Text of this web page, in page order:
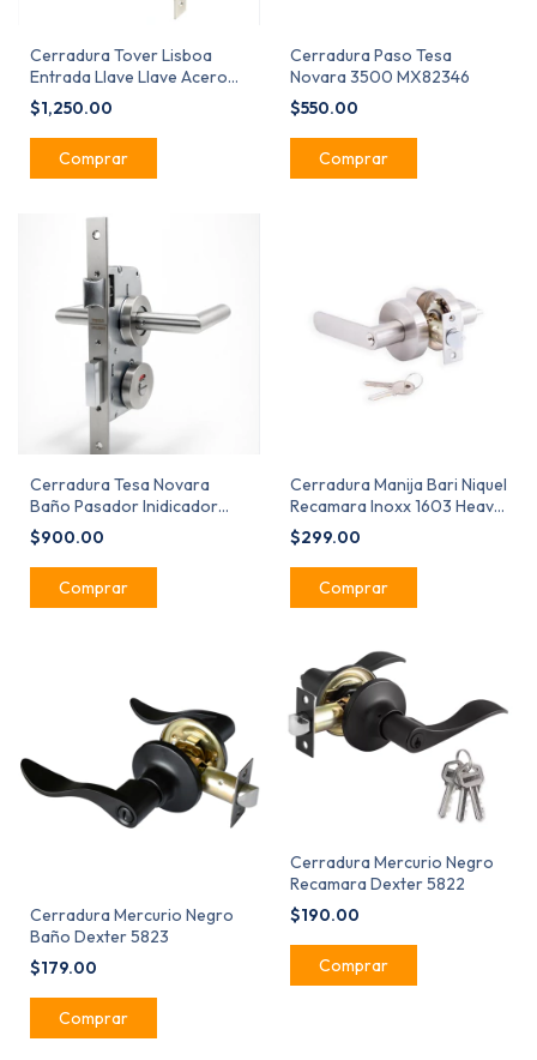
Cerradura Tover Lisboa
Entrada Llave Llave Acero
Inoxidable
$1,250.00
Cerradura Paso Tesa
Novara 3500 MX82346
$550.00
Cerradura Tesa Novara
Baño Pasador Inidicador
MX82351 Acero Inoxidable
$900.00
Cerradura Manija Bari Niquel
Recamara Inoxx 1603 Heavy
Duty
$299.00
Cerradura Mercurio Negro
Baño Dexter 5823
$179.00
Cerradura Mercurio Negro
Recamara Dexter 5822
$190.00